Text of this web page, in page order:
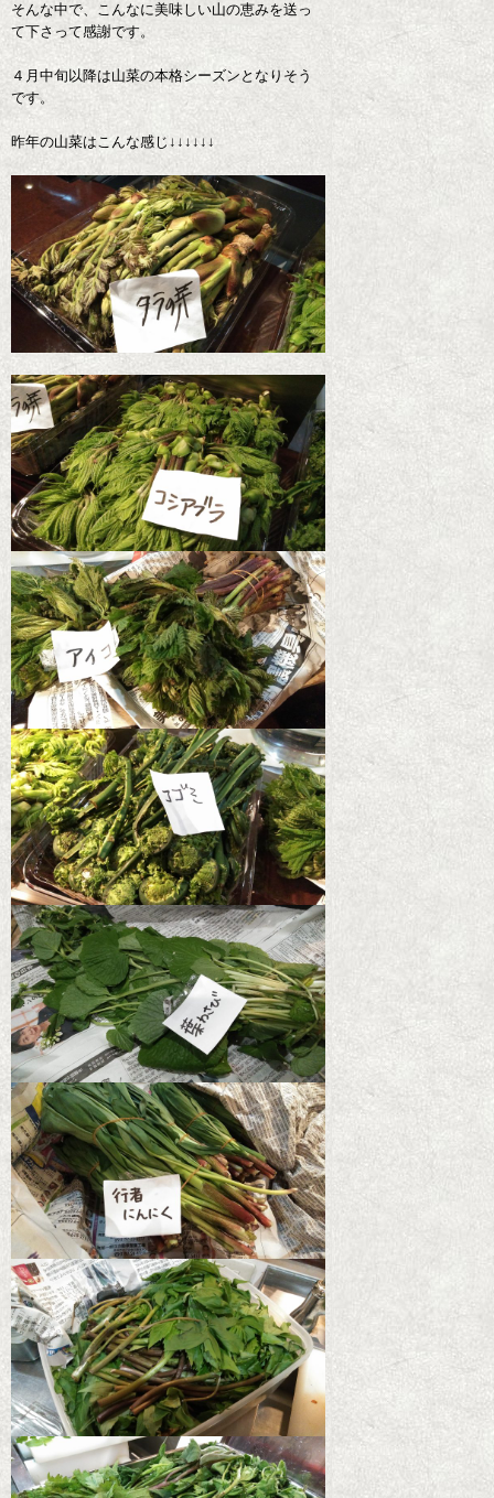
そんな中で、こんなに美味しい山の恵みを送っ
て下さって感謝です。
４月中旬以降は山菜の本格シーズンとなりそう
です。
昨年の山菜はこんな感じ↓↓↓↓↓↓